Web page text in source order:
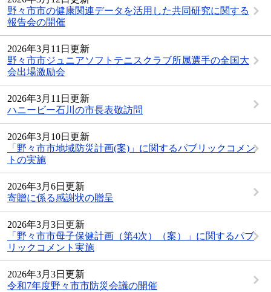
野々市市の健康関連データを活用した共同研究に関する
報告会の開催
2026年3月11日更新
野々市市ジュニアソフトテニスクラブ所属選手の全国大
会出場激励会
2026年3月11日更新
ハニービー石川の市長表敬訪問
2026年3月10日更新
「野々市市地域防災計画(案)」に関するパブリックコメン
トの実施
2026年3月6日更新
寄贈に係る感謝状の贈呈
2026年3月3日更新
「野々市市母子保健計画（第4次）（案）」に関するパブ
リックコメント実施
2026年3月3日更新
令和7年度野々市市防災会議の開催